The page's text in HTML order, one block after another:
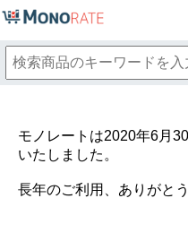
モノレートは2020年6月
いたしました。
長年のご利用、ありがと